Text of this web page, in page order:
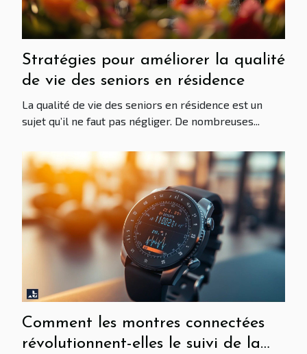
Stratégies pour améliorer la qualité
de vie des seniors en résidence
La qualité de vie des seniors en résidence est un
sujet qu’il ne faut pas négliger. De nombreuses...
Comment les montres connectées
révolutionnent-elles le suivi de la